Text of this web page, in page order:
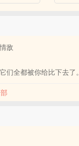
敌
们全都被你给比下去了。
线等，挺急的